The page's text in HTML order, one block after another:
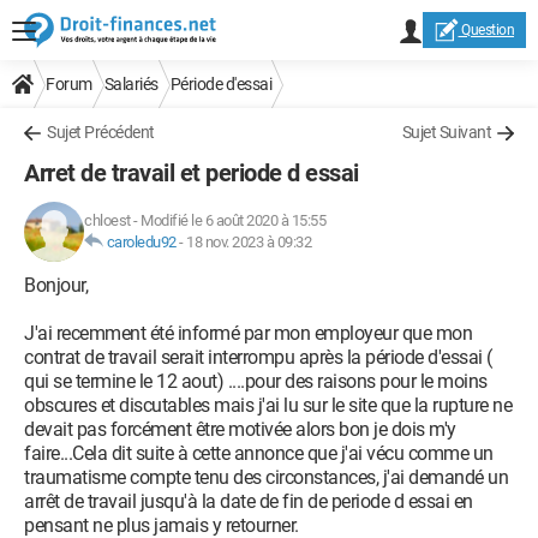
Question
Forum Salariés Période d'essai
Sujet Précédent Sujet Suivant
Arret de travail et periode d essai
chloest- Modifié le 6 août 2020 à 15:55
caroledu92- 18 nov. 2023 à 09:32
Bonjour,
J'ai recemment été informé par mon employeur que mon
contrat de travail serait interrompu après la période d'essai (
qui se termine le 12 aout) ....pour des raisons pour le moins
obscures et discutables mais j'ai lu sur le site que la rupture ne
devait pas forcément être motivée alors bon je dois m'y
faire...Cela dit suite à cette annonce que j'ai vécu comme un
traumatisme compte tenu des circonstances, j'ai demandé un
arrêt de travail jusqu'à la date de fin de periode d essai en
pensant ne plus jamais y retourner.